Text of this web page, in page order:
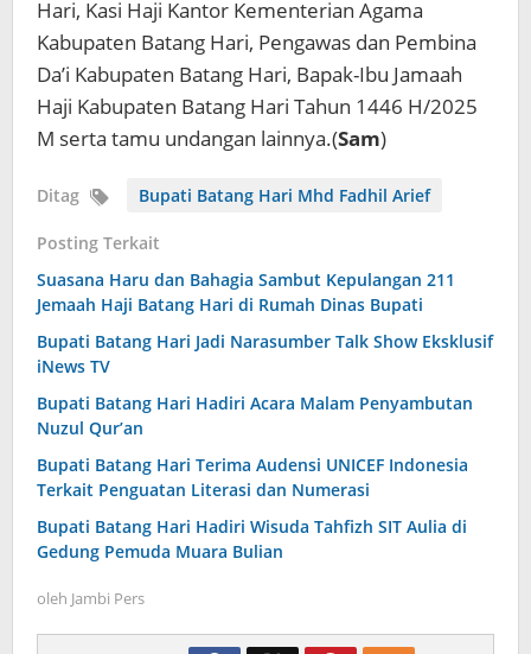
Hari, Kasi Haji Kantor Kementerian Agama
Kabupaten Batang Hari, Pengawas dan Pembina
Da’i Kabupaten Batang Hari, Bapak-Ibu Jamaah
Haji Kabupaten Batang Hari Tahun 1446 H/2025
M serta tamu undangan lainnya.(Sam)
Ditag Bupati Batang Hari Mhd Fadhil Arief
Posting Terkait
Suasana Haru dan Bahagia Sambut Kepulangan 211
Jemaah Haji Batang Hari di Rumah Dinas Bupati
Bupati Batang Hari Jadi Narasumber Talk Show Eksklusif
iNews TV
Bupati Batang Hari Hadiri Acara Malam Penyambutan
Nuzul Qur’an
Bupati Batang Hari Terima Audensi UNICEF Indonesia
Terkait Penguatan Literasi dan Numerasi
Bupati Batang Hari Hadiri Wisuda Tahfizh SIT Aulia di
Gedung Pemuda Muara Bulian
oleh Jambi Pers